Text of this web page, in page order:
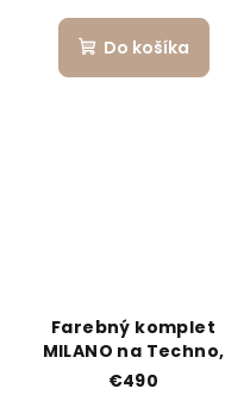
Do košíka
Farebný komplet
MILANO na Techno,
Col.555
€490